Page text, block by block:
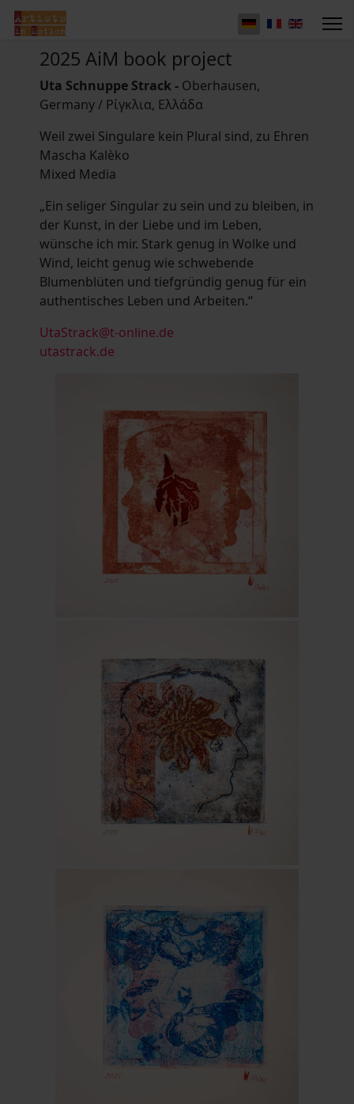
2025 AiM book project
Uta Schnuppe Strack - Oberhausen,
Germany / Ρίγκλια, Ελλάδα
Weil zwei Singulare kein Plural sind, zu Ehren
Mascha Kalèko
Mixed Media
„Ein seliger Singular zu sein und zu bleiben, in
der Kunst, in der Liebe und im Leben,
wünsche ich mir. Stark genug in Wolke und
Wind, leicht genug wie schwebende
Blumenblüten und tiefgründig genug für ein
authentisches Leben und Arbeiten.“
UtaStrack@t-online.de
utastrack.de